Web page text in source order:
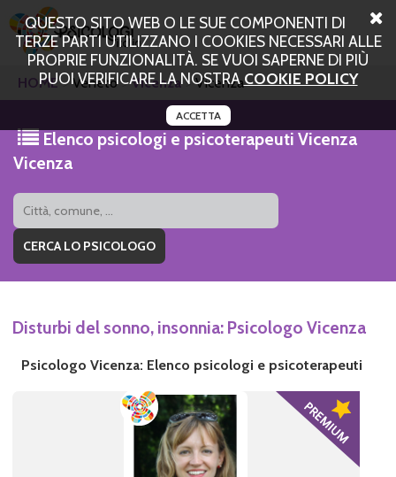
QUESTO SITO WEB O LE SUE COMPONENTI DI
TERZE PARTI UTILIZZANO I COOKIES NECESSARI ALLE
PROPRIE FUNZIONALITÀ. SE VUOI SAPERNE DI PIÙ
PUOI VERIFICARE LA NOSTRACOOKIE POLICY
ACCETTA
HOME Veneto Vicenza Vicenza
Elenco psicologi e psicoterapeuti Vicenza
Vicenza
Disturbi del sonno, insonnia: Psicologo Vicenza
Psicologo Vicenza: Elenco psicologi e psicoterapeuti